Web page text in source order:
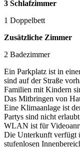
3 Schlafzimmer
1 Doppelbett
Zusätzliche Zimmer
2 Badezimmer
Ein Parkplatz ist in
sind auf der Straße
Familien mit Kindern
Das Mitbringen von
Eine Klimaanlage ist
Partys sind nicht
WLAN ist für
Die Unterkunft verfügt
stufenlosen